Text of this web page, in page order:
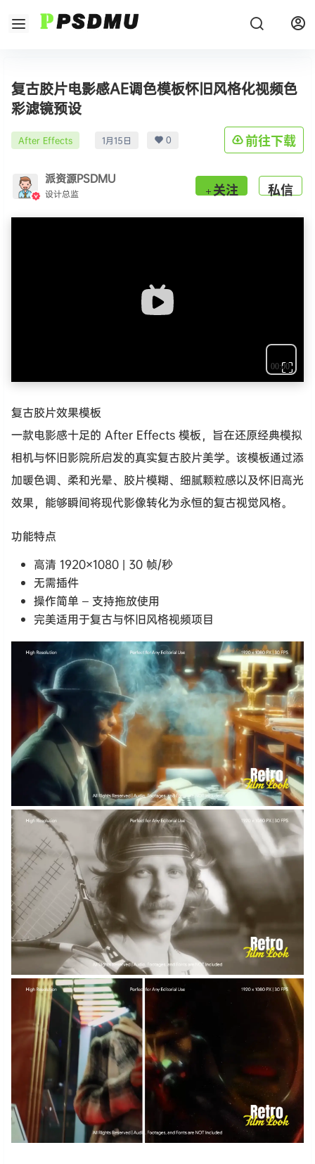
复古胶片电影感AE调色模板怀旧风格化视频色
彩滤镜预设
After Effects 1月15日 0 前往下载
派资源PSDMU
设计总监 关注 私信
⛶
复古胶片效果模板
一款电影感十足的 After Effects 模板，旨在还原经典模拟
相机与怀旧影院所启发的真实复古胶片美学。该模板通过添
加暖色调、柔和光晕、胶片模糊、细腻颗粒感以及怀旧高光
效果，能够瞬间将现代影像转化为永恒的复古视觉风格。
功能特点
高清 1920×1080 | 30 帧/秒
无需插件
操作简单 – 支持拖放使用
完美适用于复古与怀旧风格视频项目